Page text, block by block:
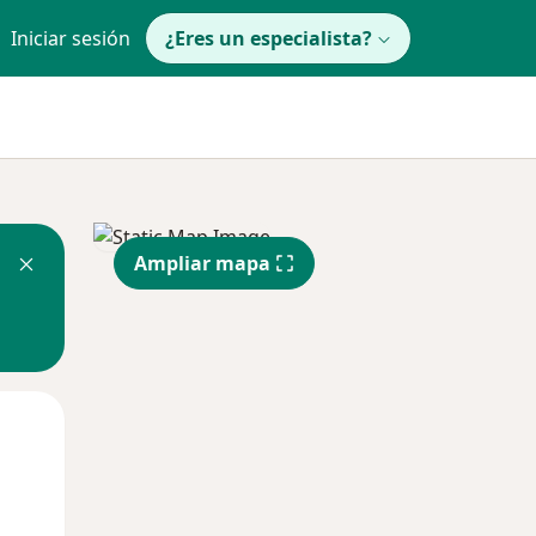
Iniciar sesión ¿Eres un especialista?
Ampliar mapa